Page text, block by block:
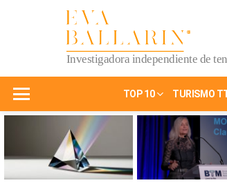
Investigadora independiente de
TOP 10 TURISMO
PUBLICACIONES